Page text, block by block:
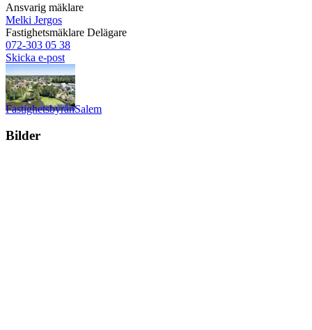
Ansvarig mäklare
Melki Jergos
Fastighetsmäklare Delägare
072-303 05 38
Skicka e-post
FastighetsbyrånSalem
Bilder